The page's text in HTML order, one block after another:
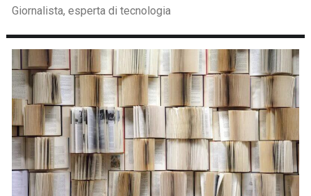
Giornalista, esperta di tecnologia